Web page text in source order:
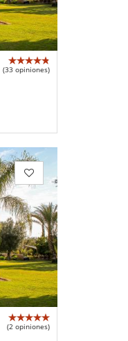
(33 opiniones)
(2 opiniones)